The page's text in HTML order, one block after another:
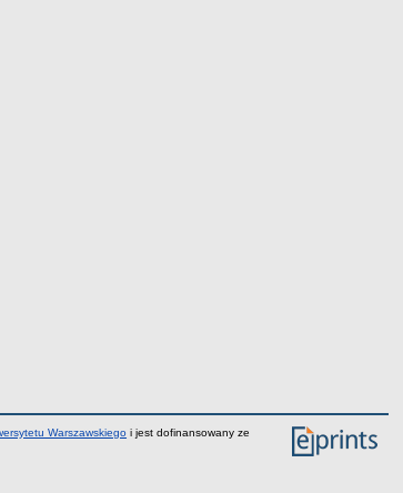
Warszawskiego i jest dofinansowany ze